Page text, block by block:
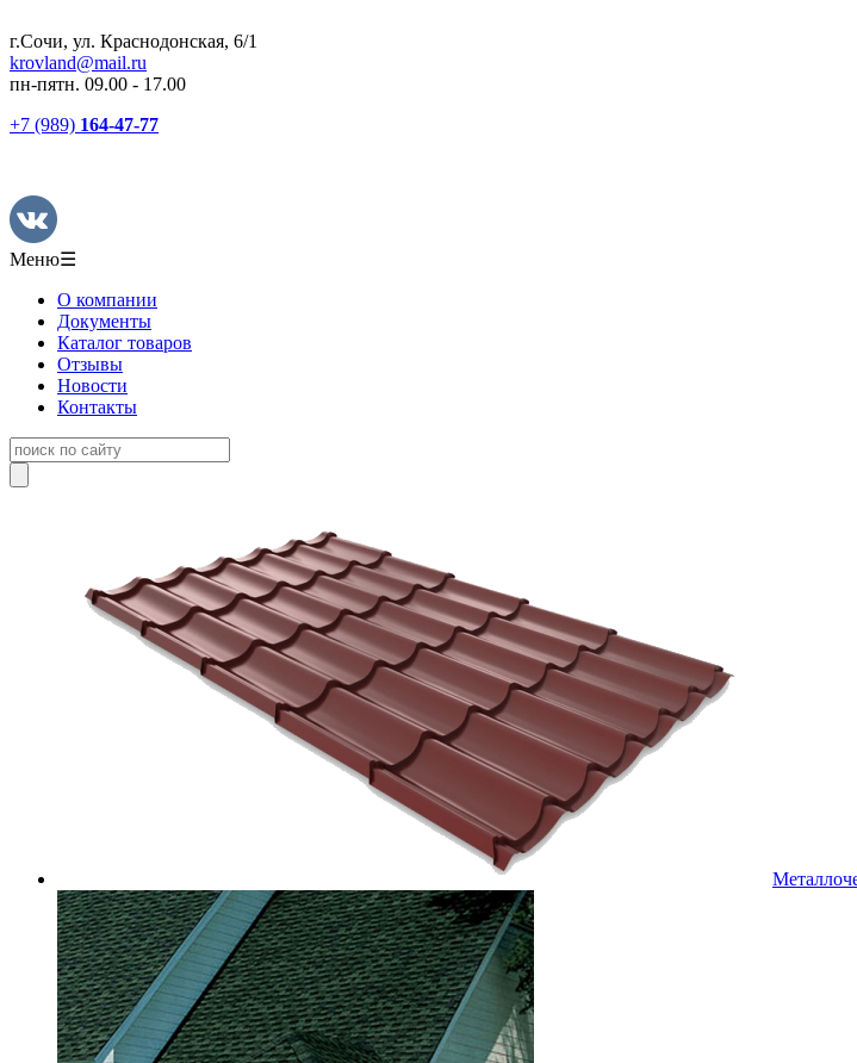
г.Сочи, ул. Краснодонская, 6/1
krovland@mail.ru
пн-пятн. 09.00 - 17.00
+7 (989) 164-47-77
Меню☰
О компании
Документы
Каталог товаров
Отзывы
Новости
Контакты